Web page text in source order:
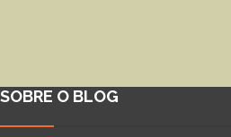
SOBRE O BLOG